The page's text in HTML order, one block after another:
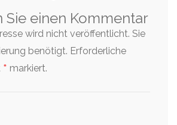
Sie einen Kommentar
wird nicht veröffentlicht. Sie
benötigt. Erforderliche
* markiert.